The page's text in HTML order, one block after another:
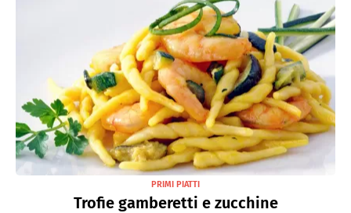
PRIMI PIATTI
Trofie gamberetti e zucchine